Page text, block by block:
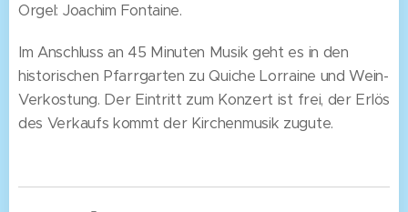
Orgel: Joachim Fontaine.
Im Anschluss an 45 Minuten Musik geht es in den
historischen Pfarrgarten zu Quiche Lorraine und Wein-
Verkostung. Der Eintritt zum Konzert ist frei, der Erlös
des Verkaufs kommt der Kirchenmusik zugute.